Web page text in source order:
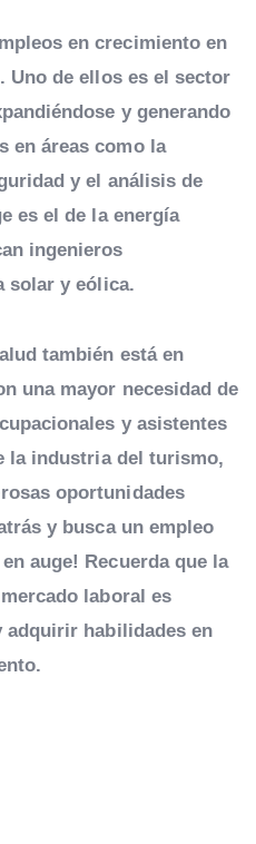
en crecimiento en
Uno de ellos es el sector
y generando
en áreas como la
y el análisis de
es el de la energía
ingenieros
solar y eólica.
también está en
una mayor necesidad de
y asistentes
la industria del turismo,
oportunidades
y busca un empleo
auge! Recuerda que la
laboral es
adquirir habilidades en